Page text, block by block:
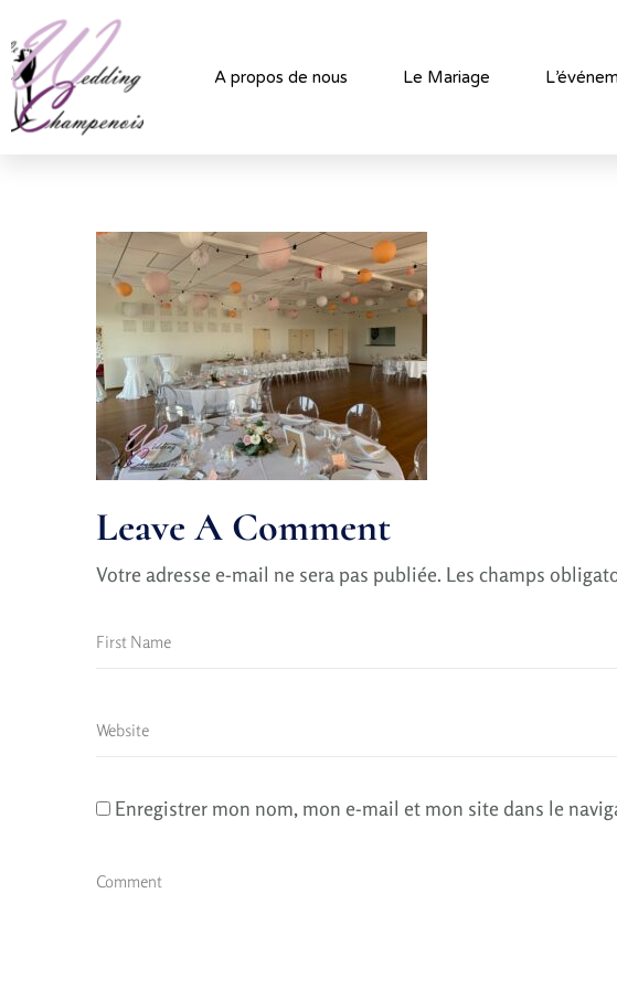
A propos de nous Le Mariage
Leave A Comment
Votre adresse e-mail ne sera pas publiée. Les champs
Enregistrer mon nom, mon e-mail et mon site dans le